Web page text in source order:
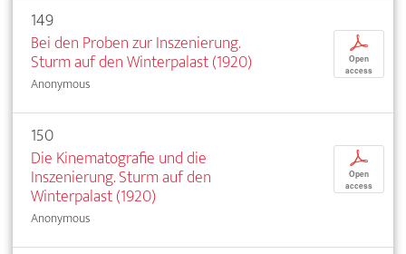
149
Bei den Proben zur Inszenierung.
Sturm auf den Winterpalast (1920)
Anonymous
p
Open
access
150
Die Kinematografie und die
Inszenierung. Sturm auf den
Winterpalast (1920)
Anonymous
p
Open
access